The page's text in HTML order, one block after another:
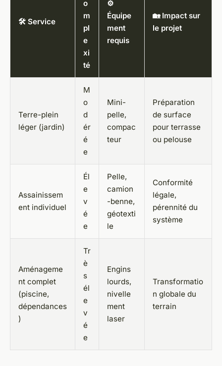
🛠️ Service
o
m
pl
e
xi
té
⚙️
Équipe
ment
requis
🏡 Impact sur
le projet
Terre-plein
léger (jardin)
M
o
d
ér
é
e
Mini-
pelle,
compac
teur
Préparation
de surface
pour terrasse
ou pelouse
Assainissem
ent individuel
Él
e
v
é
e
Pelle,
camion
-benne,
géotexti
le
Conformité
légale,
pérennité du
système
Aménageme
nt complet
(piscine,
dépendances
)
Tr
è
s
él
e
v
é
e
Engins
lourds,
nivelle
ment
laser
Transformatio
n globale du
terrain